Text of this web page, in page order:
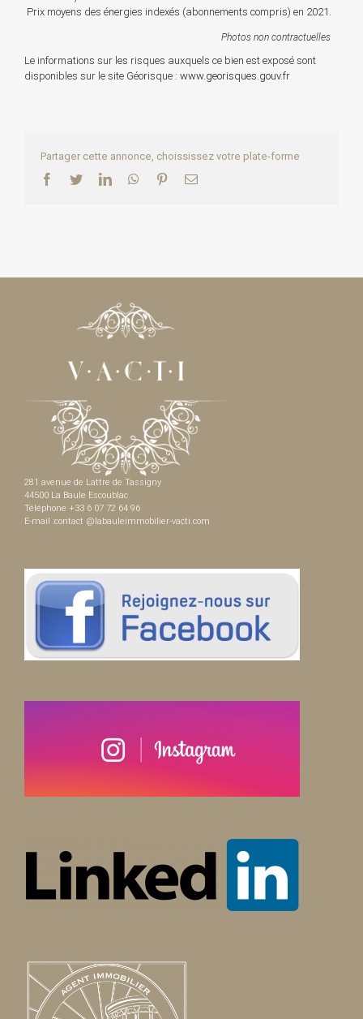
Prix moyens des énergies indexés (abonnements compris) en 2021.
Photos non contractuelles
Le informations sur les risques auxquels ce bien est exposé sont
disponibles sur le site Géorisque : www.georisques.gouv.fr
Partager cette annonce, choississez votre plate-forme
Facebook
TwitterLinkedInWhatsApp
PinterestEmail
281 avenue de Lattre de Tassigny
44500 La Baule Escoublac
Téléphone +33 6 07 72 64 96
E-mail :contact @labauleimmobilier-vacti.com